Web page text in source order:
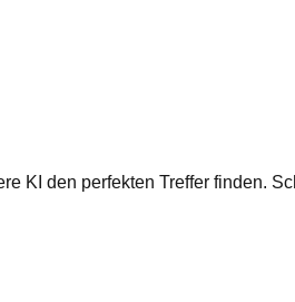
KI den perfekten Treffer finden.